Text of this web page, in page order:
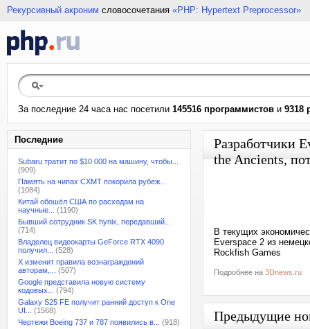
Рекурсивный акроним словосочетания «PHP: Hypertext Preprocessor»
За последние 24 часа нас посетили 145516 программистов и 9318
Последние
Subaru тратит по $10 000 на машину, чтобы...
(909)
Память на чипах CXMT покорила рубеж...
(1084)
Китай обошёл США по расходам на
научные...
(1190)
Бывший сотрудник SK hynix, передавший...
(714)
Владелец видеокарты GeForce RTX 4090
получил...
(528)
X изменит правила вознаграждений
авторам,...
(507)
Google представила новую систему
кодовых...
(794)
Galaxy S25 FE получит ранний доступ к One
UI...
(1568)
Чертежи Boeing 737 и 787 появились в...
(918)
Разработчики
the Ancients,
В текущих
Everspace 2 из
Rockfish Games
Подробнее на 3Dnews.ru
Предыдущие